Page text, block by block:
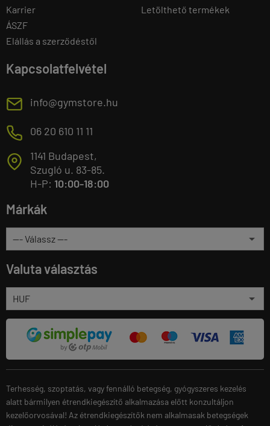
Karrier
ÁSZF
Elállás a szerződéstől
Letölthető termékek
Kapcsolatfelvétel
E info@gymstore.hu
M 06 20 610 11 11
T
1141 Budapest,
Szugló u. 83-85.
H-P: 10:00-18:00
Márkák
Valuta választás
Terhesség, szoptatás, vagy fennálló betegség, gyógyszeres kezelés
alatt bármilyen étrendkiegészítő alkalmazása előtt konzultáljon
kezelőorvosával! Az étrendkiegészítők nem alkalmasak betegségek